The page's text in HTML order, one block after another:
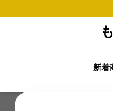
新着